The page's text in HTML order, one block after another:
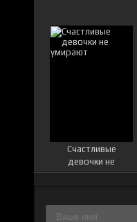
Счастливые
девочки не
умирают